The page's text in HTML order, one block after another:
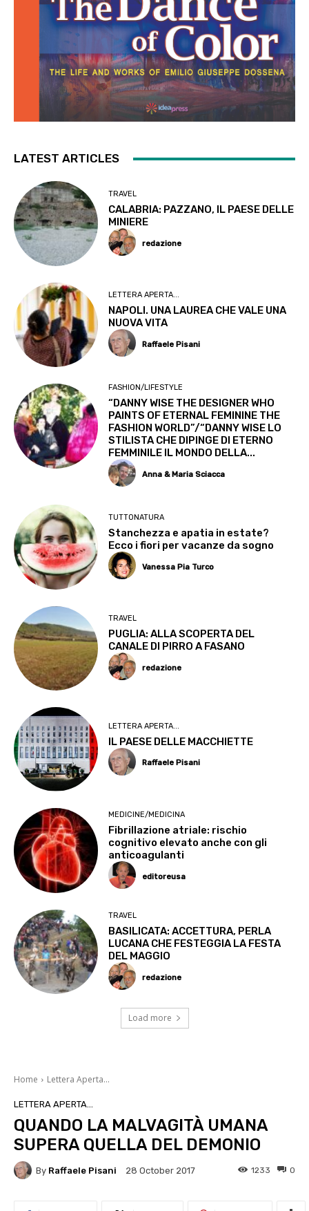
LATEST ARTICLES
TRAVEL
CALABRIA: PAZZANO, IL PAESE DELLE
MINIERE
redazione
LETTERA APERTA...
NAPOLI. UNA LAUREA CHE VALE UNA
NUOVA VITA
Raffaele Pisani
FASHION/LIFESTYLE
“DANNY WISE THE DESIGNER WHO
PAINTS OF ETERNAL FEMININE THE
FASHION WORLD”/“DANNY WISE LO
STILISTA CHE DIPINGE DI ETERNO
FEMMINILE IL MONDO DELLA...
Anna & Maria Sciacca
TUTTONATURA
Stanchezza e apatia in estate?
Ecco i fiori per vacanze da sogno
Vanessa Pia Turco
TRAVEL
PUGLIA: ALLA SCOPERTA DEL
CANALE DI PIRRO A FASANO
redazione
LETTERA APERTA...
IL PAESE DELLE MACCHIETTE
Raffaele Pisani
MEDICINE/MEDICINA
Fibrillazione atriale: rischio
cognitivo elevato anche con gli
anticoagulanti
editoreusa
TRAVEL
BASILICATA: ACCETTURA, PERLA
LUCANA CHE FESTEGGIA LA FESTA
DEL MAGGIO
redazione
Load more